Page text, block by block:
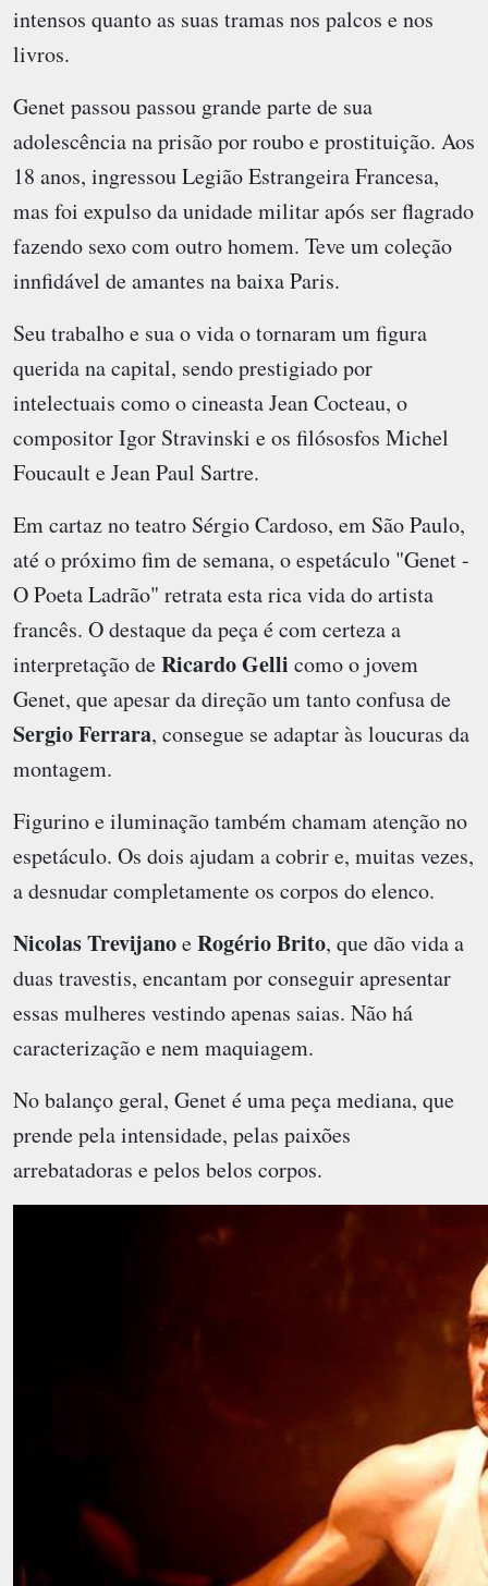
intensos quanto as suas tramas nos palcos e nos
livros.
Genet passou passou grande parte de sua
adolescência na prisão por roubo e prostituição. Aos
18 anos, ingressou Legião Estrangeira Francesa,
mas foi expulso da unidade militar após ser flagrado
fazendo sexo com outro homem. Teve um coleção
innfidável de amantes na baixa Paris.
Seu trabalho e sua o vida o tornaram um figura
querida na capital, sendo prestigiado por
intelectuais como o cineasta Jean Cocteau, o
compositor Igor Stravinski e os filósosfos Michel
Foucault e Jean Paul Sartre.
Em cartaz no teatro Sérgio Cardoso, em São Paulo,
até o próximo fim de semana, o espetáculo "Genet -
O Poeta Ladrão" retrata esta rica vida do artista
francês. O destaque da peça é com certeza a
interpretação deRicardo Gelli como o jovem
Genet, que apesar da direção um tanto confusa de
Sergio Ferrara, consegue se adaptar às loucuras da
montagem.
Figurino e iluminação também chamam atenção no
espetáculo. Os dois ajudam a cobrir e, muitas vezes,
a desnudar completamente os corpos do elenco.
Nicolas TrevijanoeRogério Brito, que dão vida a
duas travestis, encantam por conseguir apresentar
essas mulheres vestindo apenas saias. Não há
caracterização e nem maquiagem.
No balanço geral, Genet é uma peça mediana, que
prende pela intensidade, pelas paixões
arrebatadoras e pelos belos corpos.